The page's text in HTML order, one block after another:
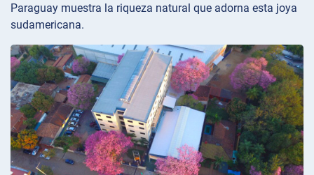
Paraguay muestra la riqueza natural que adorna esta joya
sudamericana.